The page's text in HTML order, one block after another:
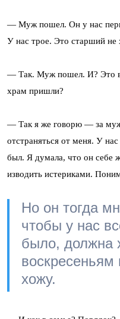
— Муж пошел. Он у нас
У нас трое. Это старший
— Так. Муж пошел. И? Это
храм пришли?
— Так я же говорю — за
отстраняться от меня. У
был. Я думала, что он себе
изводить истериками.
Но он тогда
чтобы у нас
было, должна
воскресеньям
хожу.